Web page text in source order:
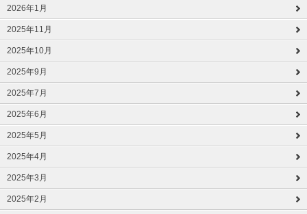
2026年1月
2025年11月
2025年10月
2025年9月
2025年7月
2025年6月
2025年5月
2025年4月
2025年3月
2025年2月